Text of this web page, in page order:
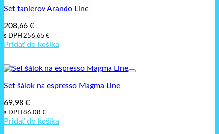
Set tanierov Arando Line
208,66 €
s DPH 256,65 €
Pridať do košíka
Set šálok na espresso Magma Line
69,98 €
s DPH 86,08 €
Pridať do košíka